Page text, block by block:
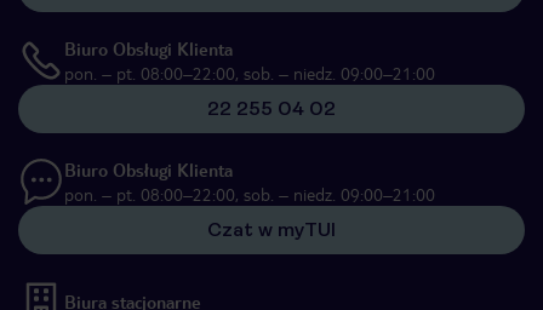
Biuro Obsługi Klienta
pon. – pt. 08:00–22:00, sob. – niedz. 09:00–21:00
22 255 04 02
Biuro Obsługi Klienta
pon. – pt. 08:00–22:00, sob. – niedz. 09:00–21:00
Czat w myTUI
Biura stacjonarne